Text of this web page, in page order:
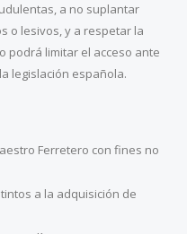
a no suplantar
o lesivos, y a respetar la
podrá limitar el acceso ante
legislación española.
Ferretero con fines no
a la adquisición de